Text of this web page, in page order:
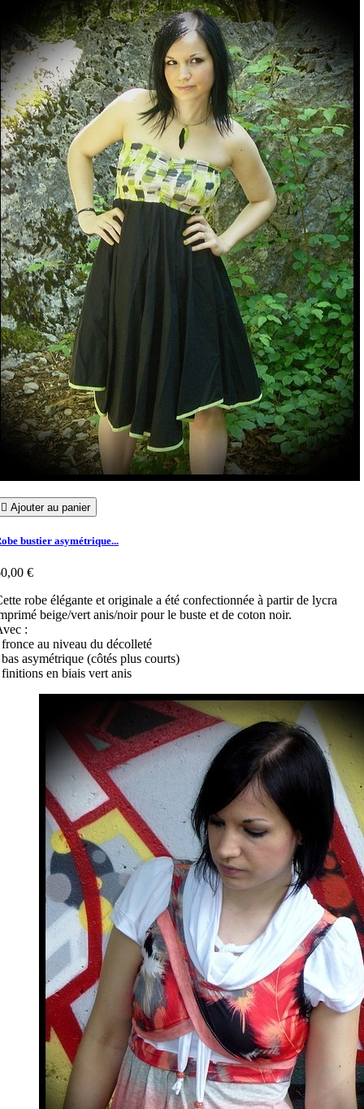
 Ajouter au panier
bustier asymétrique...
€
robe élégante et originale a été confectionnée à partir de lycra
beige/vert anis/noir pour le buste et de coton noir.
:
au niveau du décolleté
asymétrique (côtés plus courts)
en biais vert anis